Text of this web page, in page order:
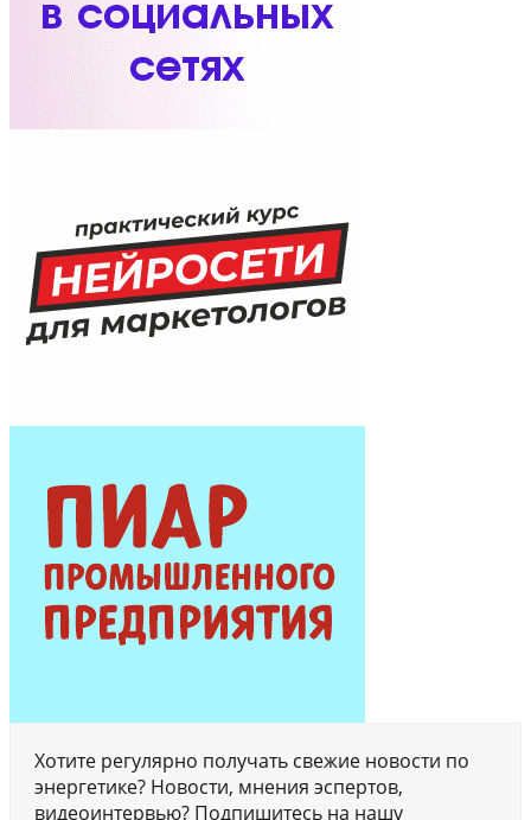
Хотите регулярно получать свежие новости по
энергетике? Новости, мнения эспертов,
видеоинтервью? Подпишитесь на нашу